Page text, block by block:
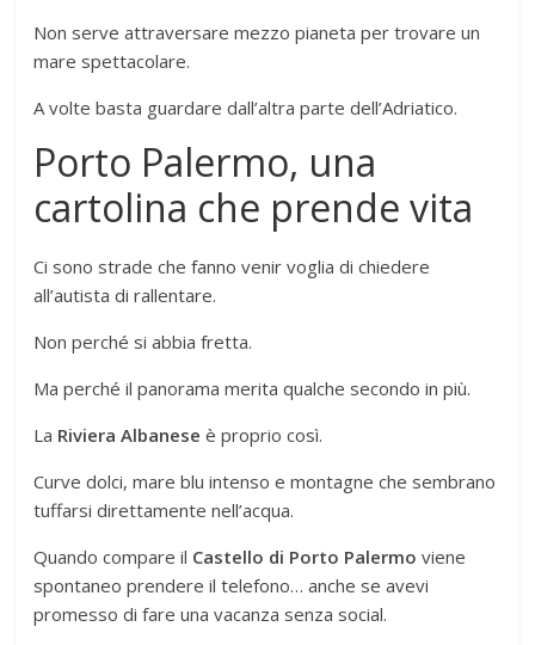
Non serve attraversare mezzo pianeta per trovare un
mare spettacolare.
A volte basta guardare dall’altra parte dell’Adriatico.
Porto Palermo, una
cartolina che prende vita
Ci sono strade che fanno venir voglia di chiedere
all’autista di rallentare.
Non perché si abbia fretta.
Ma perché il panorama merita qualche secondo in più.
La Riviera Albanese è proprio così.
Curve dolci, mare blu intenso e montagne che sembrano
tuffarsi direttamente nell’acqua.
Quando compare il Castello di Porto Palermo viene
spontaneo prendere il telefono… anche se avevi
promesso di fare una vacanza senza social.